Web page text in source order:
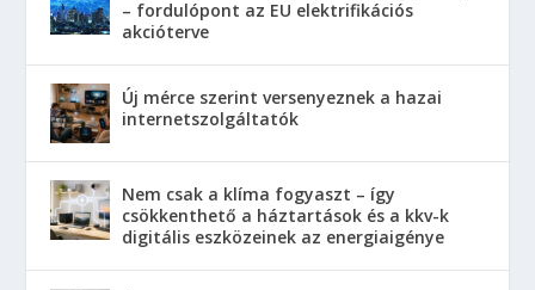
– fordulópont az EU elektrifikációs
akcióterve
Új mérce szerint versenyeznek a hazai
internetszolgáltatók
Nem csak a klíma fogyaszt – így
csökkenthető a háztartások és a kkv-k
digitális eszközeinek az energiaigénye